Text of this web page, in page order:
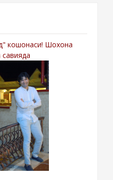
кошонаси! Шохона
савияда